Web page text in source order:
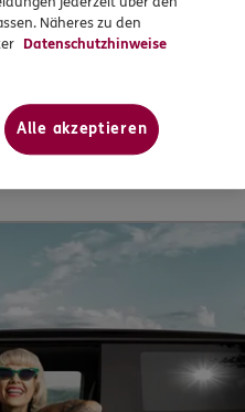
einreichen
Näheres zu den
Datenschutzhinweise
Alle akzeptieren